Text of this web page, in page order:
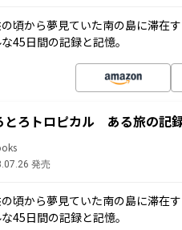
頃から夢見ていた南の島に滞在
45日間の記録と記憶。
とろトロピカル ある旅の記
発売
頃から夢見ていた南の島に滞在
45日間の記録と記憶。